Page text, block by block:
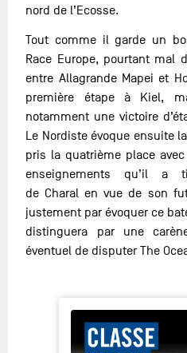
nord de l’Ecosse.
Tout comme il garde un
Race Europe, pourtant mal
entre Allagrande Mapei et
première étape à Kiel,
notamment une victoire
Le Nordiste évoque ensuite
pris la quatrième place
enseignements qu’il a
de Charal en vue de son
justement par évoquer ce
distinguera par une
éventuel de disputer The